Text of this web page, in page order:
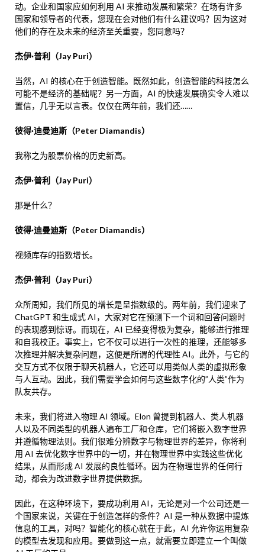
动。企业和国家应如何利用 AI 来推动发展和繁荣？在场有许多
国家和领导者的代表，您现在会对他们有什么建议吗？因为这对
他们的存在及未来的经济至关重要，您同意吗？
杰伊·普利（Jay Puri）
当然，AI 的核心在于创造智能。既然如此，创造智能的科技怎么
可能不是经济的基础呢？另一方面，AI 的快速发展确实令人难以
置信，几乎无以言表。仅仅在两年前，我们还……
彼得·迪曼迪斯（Peter Diamandis）
我称之为股票价格的历史新高。
杰伊·普利（Jay Puri）
那是什么？
彼得·迪曼迪斯（Peter Diamandis）
视频库存的指数增长。
杰伊·普利（Jay Puri）
众所周知，我们所见的增长是呈指数级的。两年前，我们迎来了
ChatGPT 和生成式 AI，大家对它在预测下一个词和回答问题时
的表现感到惊讶。而现在，AI 已经变得极为复杂，能够进行推理
和自我校正。事实上，它不仅可以进行一次性的推理，还能够多
次推理并解决复杂问题，这便是所谓的代理性 AI。此外，与它的
交互方式不仅限于聊天机器人，它还可以用类似人类的虚拟形象
与人互动。因此，我们需要学会如何与这些数字化的”人类”作为
队友共存。
未来，我们将进入物理 AI 领域。Elon 曾提到机器人、类人机器
人以及不同类型的机器人遍布工厂和仓库，它们将嵌入数字世界
并遵循物理法则。我们很难分辨数字与物理世界的差异，你将利
用 AI 去优化数字世界中的一切，并在物理世界中实践这些优化
结果，从而形成 AI 发展的良性循环。因为在物理世界的任何行
动，都会为改进数字世界提供数据。
因此，在这种环境下，要成功利用 AI，无论是对一个公司还是一
个国家来说，关键在于创造怎样的条件？AI 是一种从数据中提炼
信息的工具，对吗？智能化的核心就在于此，AI 允许你运用复杂
的模型去发现和应用。要做到这一点，就需要立即建立一个叫做